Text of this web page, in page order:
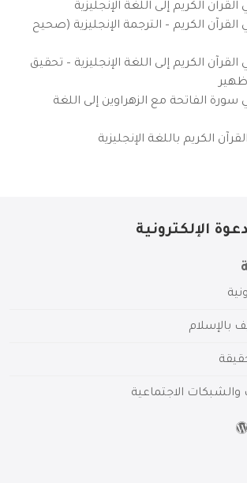
الكريم إلى اللغة الإنجليزية
الكريم – الترجمة الإنجليزية (صحيح
الكريم إلى اللغة الإنجليزية – تحقيق
سورة الفاتحة مع الزهراوين إلى اللغة
الكريم باللغة الإنجليزية
الإلكترونية
بالإسلام
الاجتماعية